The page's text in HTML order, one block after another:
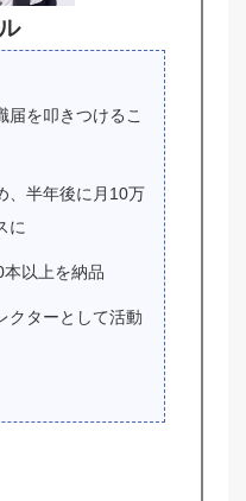
届を叩きつけるこ
、半年後に月10万
に
以上を納品
クターとして活動